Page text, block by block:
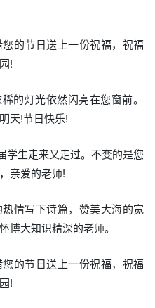
的节日送上一份祝福，祝福
!
的灯光依然闪亮在您窗前。
天!节日快乐!
学生走来又走过。不变的是您
亲爱的老师!
情写下诗篇，赞美大海的宽
博大知识精深的老师。
的节日送上一份祝福，祝福
!